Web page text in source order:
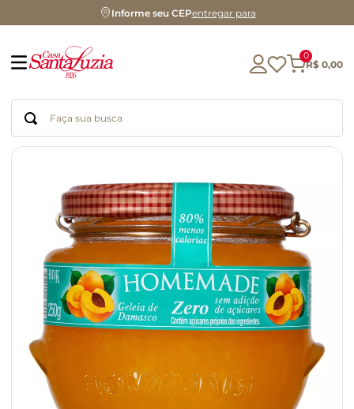
Informe seu CEPentregar para
0
R$ 0,00
Faça sua busca
chocolate
azeite
café
cerveja
biscoito
macarrão
queijo